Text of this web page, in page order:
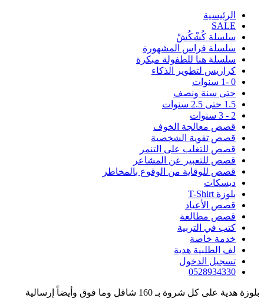
اﻟﺮﺋﻴﺴﻴﺔ
SALE
سلسلة كُشْكُشْ
سلسلة فراس المشهورة
سلسلة هنا للطفولة مبكرة
كراريس لتطوير الذكاء
0 -1 سنوات
حتى سنة ونصف
1.5 حتى 2.5 سنوات
2 - 3 سنوات
قصص معالجة الخوف
قصص تقوية الشخصية
قصص للتغلب على التنمر
قصص للتعبير عن المشاعر
قصص للوقاية من الوقوع بالمخاطر
ديسكات
بلوزة T-Shirt
قصص الأعياد
قصص مطالعة
كتب في التربية
خدمة خاصة
لف الطلبية هدية
تسجيل الدخول
0528934330
بلوزة هدية على كل شروة بـ 160 شاقل وما فوق وأيضاً إرسالية